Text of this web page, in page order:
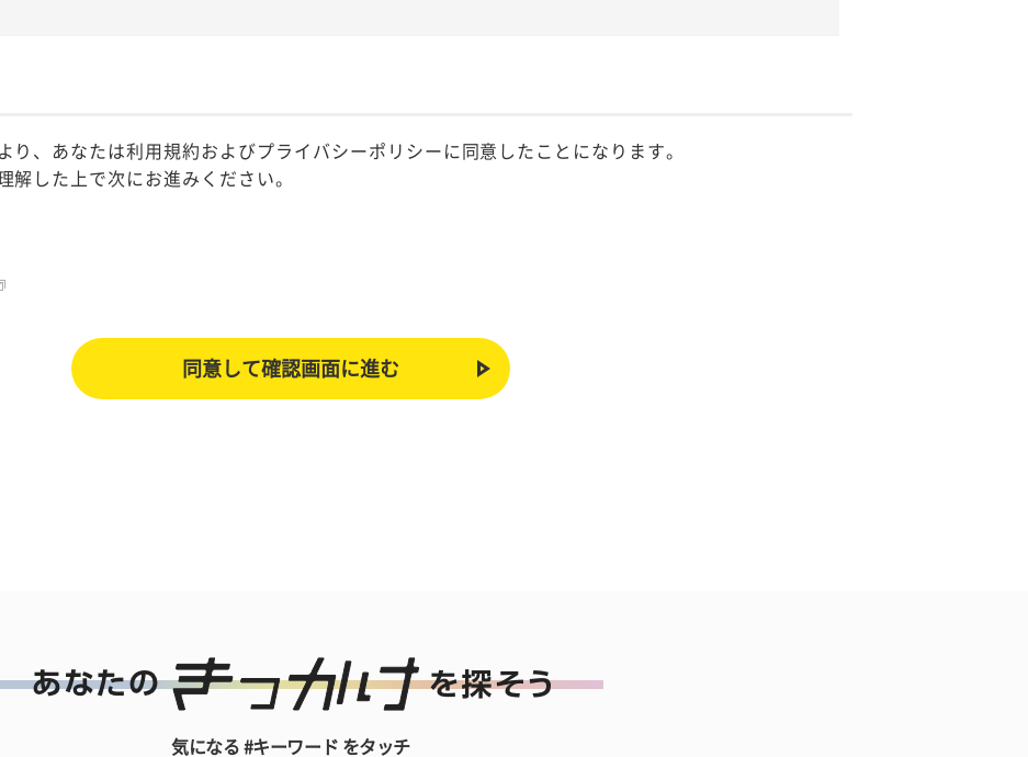
り、あなたは利用規約およびプライバシーポリシーに同意したことになります。
解した上で次にお進みください。
気になる #キーワード をタッチ